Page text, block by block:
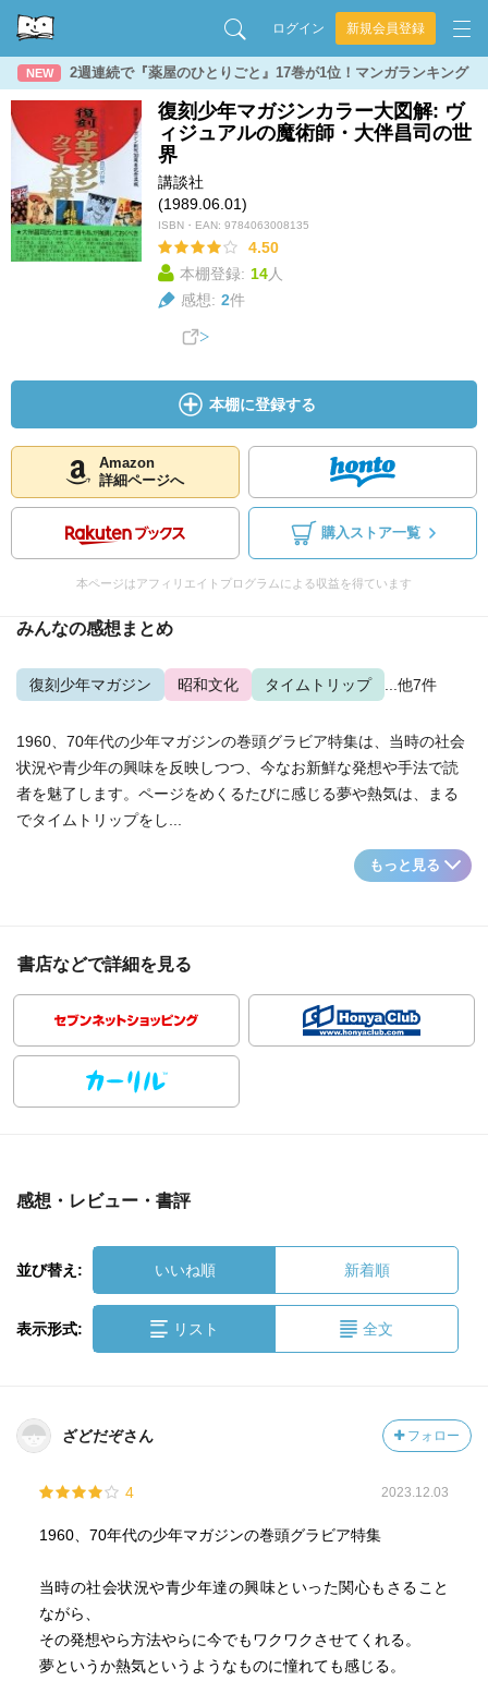
ログイン 新規会員登録
NEW 2週連続で『薬屋のひとりごと』17巻が1位！マンガランキング
復刻少年マガジンカラー大図解: ヴ
ィジュアルの魔術師・大伴昌司の世
界
講談社
(1989.06.01)
ISBN・EAN: 9784063008135
4.50
本棚登録: 14人
感想: 2件
本棚に登録する
Amazon
詳細ページへ
購入ストア一覧
本ページはアフィリエイトプログラムによる収益を得ています
みんなの感想まとめ
復刻少年マガジン 昭和文化 タイムトリップ ...他7件
1960、70年代の少年マガジンの巻頭グラビア特集は、当時の社会
状況や青少年の興味を反映しつつ、今なお新鮮な発想や手法で読
者を魅了します。ページをめくるたびに感じる夢や熱気は、まる
でタイムトリップをし...
もっと見る
書店などで詳細を見る
感想・レビュー・書評
並び替え: いいね順 新着順
表示形式: リスト 全文
ざどだぞさん フォロー
4 2023.12.03
1960、70年代の少年マガジンの巻頭グラビア特集
当時の社会状況や青少年達の興味といった関心もさること
ながら、
その発想やら方法やらに今でもワクワクさせてくれる。
夢というか熱気というようなものに憧れても感じる。